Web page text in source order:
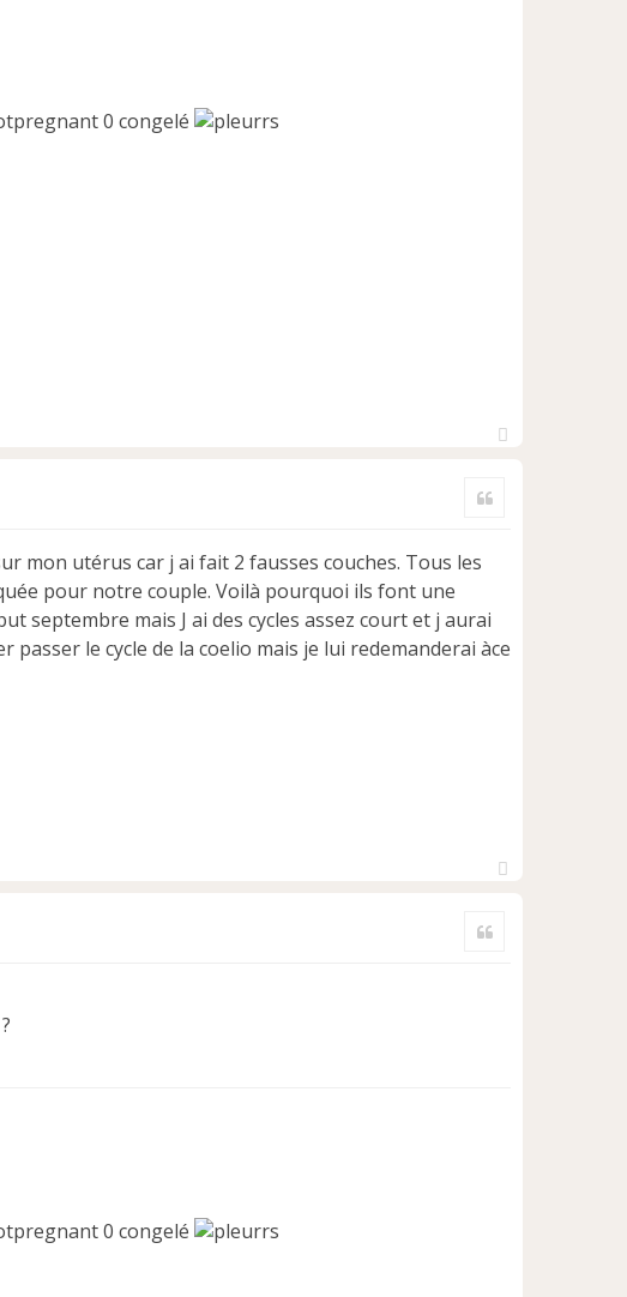
0 congelé
mon utérus car j ai fait 2 fausses couches. Tous les
pour notre couple. Voilà pourquoi ils font une
septembre mais J ai des cycles assez court et j aurai
le cycle de la coelio mais je lui redemanderai àce
0 congelé